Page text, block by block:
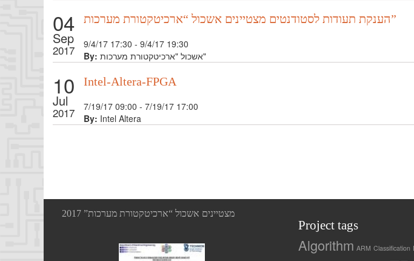
04
Sep
2017
הענקת תעודות לסטודנטים מצטיינים אשכול “ארכיטקטורת מערכות”
9/4/17 17:30 - 9/4/17 19:30
By:
אשכול "ארכיטקטורת מערכות"
10
Jul
2017
Intel-Altera-FPGA
7/19/17 09:00 - 7/19/17 17:00
By: Intel Altera
מצטיינים אשכול “ארכיטקטורת מערכות” 2017
Project tags
Algorithm ARM Classification